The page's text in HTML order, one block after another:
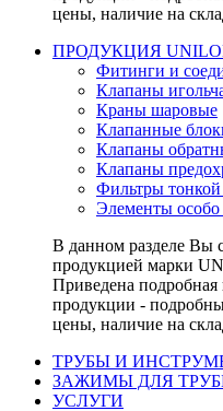
цены, наличие на
ПРОДУКЦИЯ
Фитинги и
Клапаны
Краны шаровые
Клапанные
Клапаны
Клапаны
Фильтры тонкой
Элементы особо
В данном разделе Вы
продукцией марки
Приведена
продукции -
цены, наличие на
ТРУБЫ И
ЗАЖИМЫ ДЛЯ
УСЛУГИ